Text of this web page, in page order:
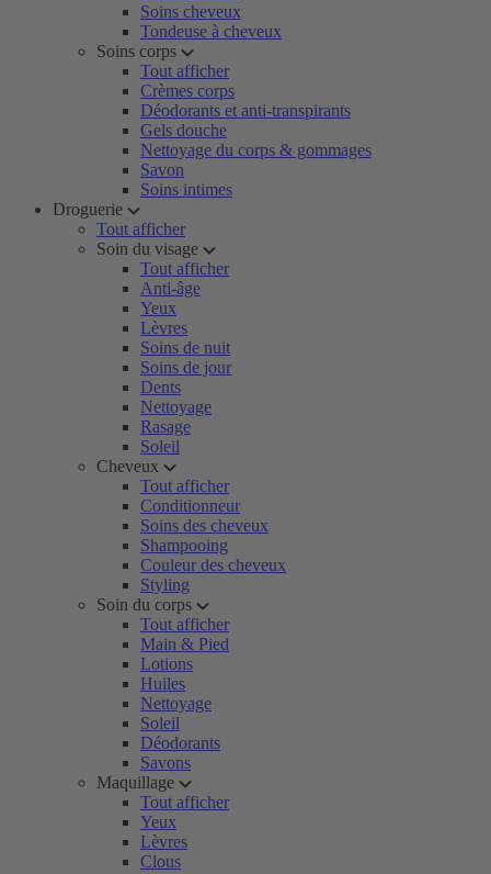
Soins cheveux
Tondeuse à cheveux
Soins corps
Tout afficher
Crèmes corps
Déodorants et anti-transpirants
Gels douche
Nettoyage du corps & gommages
Savon
Soins intimes
Droguerie
Tout afficher
Soin du visage
Tout afficher
Anti-âge
Yeux
Lèvres
Soins de nuit
Soins de jour
Dents
Nettoyage
Rasage
Soleil
Cheveux
Tout afficher
Conditionneur
Soins des cheveux
Shampooing
Couleur des cheveux
Styling
Soin du corps
Tout afficher
Main & Pied
Lotions
Huiles
Nettoyage
Soleil
Déodorants
Savons
Maquillage
Tout afficher
Yeux
Lèvres
Clous